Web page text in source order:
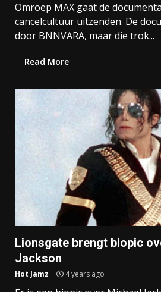
Omroep MAX gaat de
cancelcultuur uitzenden. De
door BNNVARA, maar die trok...
Read More
Lionsgate brengt biopic
Jackson
Hot Jamz 4 years ago